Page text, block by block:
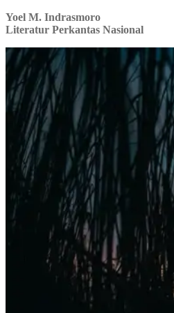
Yoel M. Indrasmoro
Literatur Perkantas Nasional